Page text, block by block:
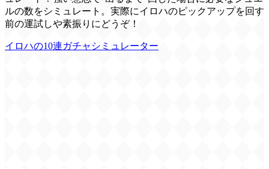
ルの数をシミュレート。実際にイロハのピックアップを回す
前の運試しや素振りにどうぞ！
イロハの10連ガチャシミュレーター